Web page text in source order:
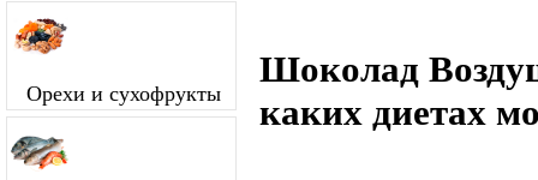
Орехи и сухофрукты
Шоколад
каких диетах